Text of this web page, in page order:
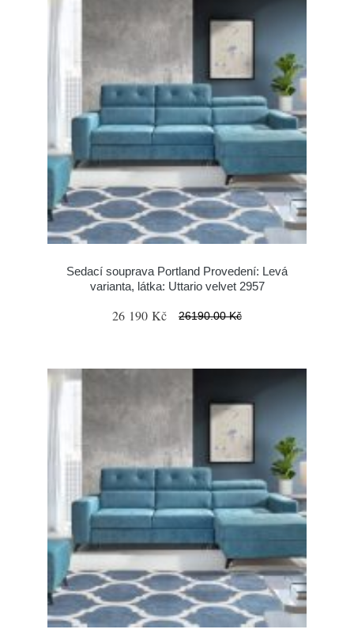
Sedací souprava Portland Provedení: Levá
varianta, látka: Uttario velvet 2957
26 190 Kč 26190.00 Kč